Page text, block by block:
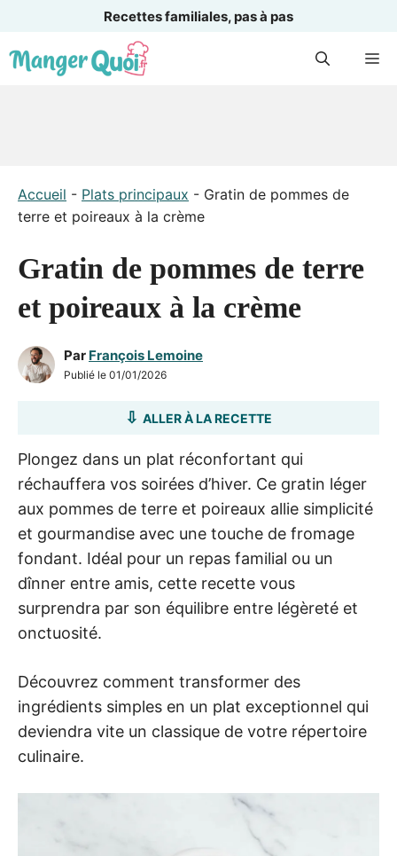
Recettes familiales, pas à pas
au
Accueil - Plats principaux - Gratin de pommes de
terre et poireaux à la crème
Gratin de pommes de terre
et poireaux à la crème
Par François Lemoine
Publié le 01/01/2026
ALLER À LA RECETTE
Plongez dans un plat réconfortant qui
réchauffera vos soirées d’hiver. Ce gratin léger
aux pommes de terre et poireaux allie simplicité
et gourmandise avec une touche de fromage
fondant. Idéal pour un repas familial ou un
dînner entre amis, cette recette vous
surprendra par son équilibre entre légèreté et
onctuosité.
Découvrez comment transformer des
ingrédients simples en un plat exceptionnel qui
deviendra vite un classique de votre répertoire
culinaire.